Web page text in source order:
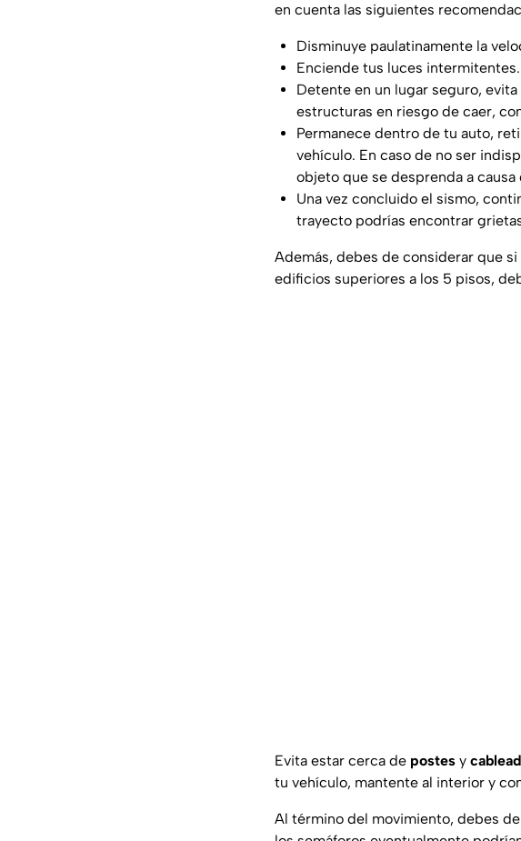
en cuenta las siguientes
Disminuye paulatinamente la
Enciende tus luces intermitentes.
Detente en un lugar seguro,
estructuras en riesgo de caer,
Permanece dentro de tu auto,
vehículo. En caso de no ser
objeto que se desprenda a causa
Una vez concluido el sismo,
trayecto podrías encontrar
Además, debes de considerar que
edificios superiores a los 5 pisos,
Evita estar cerca de postes y
tu vehículo, mantente al interior y
Al término del movimiento, debes